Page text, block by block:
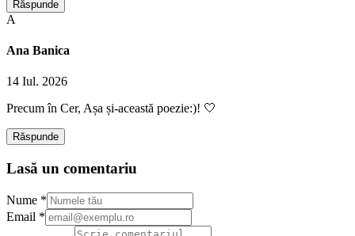
Răspunde
A
Ana Banica
14 Iul. 2026
Precum în Cer, Așa și-această poezie:)! 🤍
Răspunde
Lasă un comentariu
Nume *
Email *